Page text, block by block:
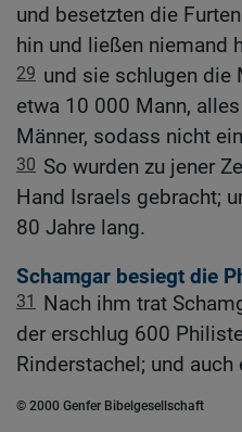
und besetzten die
hin und ließen niemand
29 und sie schlugen die
etwa 10 000 Mann,
Männer, sodass nicht
30 So wurden zu jener
Hand Israels gebracht;
80 Jahre lang.
Schamgar besiegt die
31 Nach ihm trat
der erschlug 600
Rinderstachel; und auch
© 2000 Genfer Bibelgesellschaft